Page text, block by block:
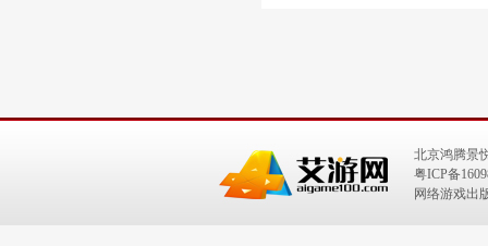
北京鸿腾景
粤ICP备
网络游戏出